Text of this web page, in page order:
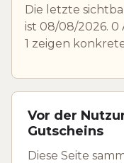
Die letzte
ist 08/08/2026.
1 zeigen
Vor der
Gutscheins
Diese Seite